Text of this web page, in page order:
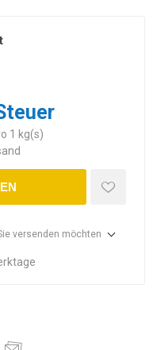
1 kg(s)
versenden möchten